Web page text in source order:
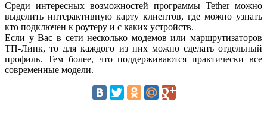
Среди интересных возможностей программы Tether можно
выделить интерактивную карту клиентов, где можно узнать
кто подключен к роутеру и с каких устройств.
Если у Вас в сети несколько модемов или маршрутизаторов
ТП-Линк, то для каждого из них можно сделать отдельный
профиль. Тем более, что поддерживаются практически все
современные модели.